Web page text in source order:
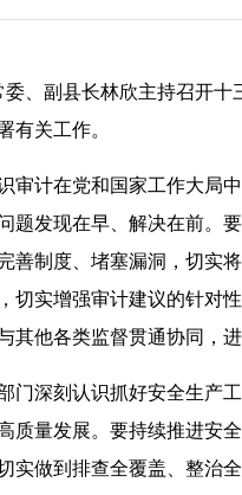
副县长林欣主持召开十
有关工作。
计在党和国家工作大局中
题发现在早、解决在前。
善制度、堵塞漏洞，切实
切实增强审计建议的针对
其他各类监督贯通协同，
深刻认识抓好安全生产工
质量发展。要持续推进安
实做到排查全覆盖、整治